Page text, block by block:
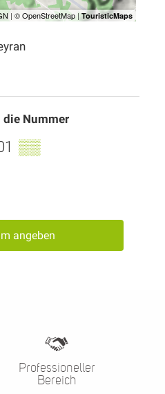
die Nummer
▒▒
angeben
Professioneller
Bereich